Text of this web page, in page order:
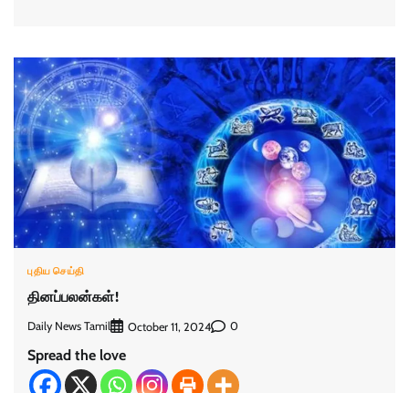
புதிய செய்தி
தினப்பலன்கள்!
Daily News Tamil October 11, 2024 0
Spread the love